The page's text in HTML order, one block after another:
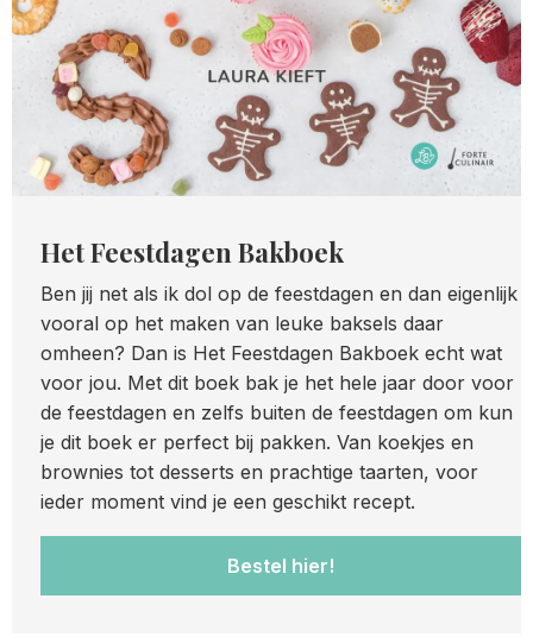
Het Feestdagen Bakboek
Ben jij net als ik dol op de feestdagen en dan eigenlijk
vooral op het maken van leuke baksels daar
omheen? Dan is Het Feestdagen Bakboek echt wat
voor jou. Met dit boek bak je het hele jaar door voor
de feestdagen en zelfs buiten de feestdagen om kun
je dit boek er perfect bij pakken. Van koekjes en
brownies tot desserts en prachtige taarten, voor
ieder moment vind je een geschikt recept.
Bestel hier!